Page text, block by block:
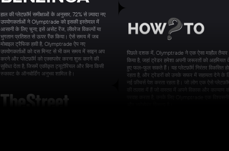
हाल की प्लेटफ़ॉर्म समीक्षाओं के अनुसार, 72% से ज़्यादा नए
उपयोगकर्ताओं ने Olymptrade को इसकी इस्तेमाल में
आसानी के लिए चुना; इसे असेट रेंज, लीवरेज विकल्पों या
भुगतान प्रतिशत से ऊपर रैंक किया। ऐसे समय में जब
मोबाइल ट्रैफिक हावी है, Olymptrade ऐप नए
उपयोगकर्ताओं को दस मिनट से भी कम समय में साइन अप
करने और प्लेटफ़ॉर्म को एक्सप्लोर करना शुरू करने की
सुविधा देता है, जिसमें एकीकृत ट्यूटोरियल और बिना किसी
रुकावट के ऑनबोर्डिंग अनुभव शामिल है।
पिछले दशक में, Olymptrade ने एक ऐसा माहौल तैयार
किया है, जहां ट्रेडर हमेशा अपनी जरूरतों को अहमियत
हुए फल-फूल सकते हैं। यह प्लेटफ़ॉर्म निरंतर विकसित
रहता है, और ट्रेडरों को उनके सफर में सहायता देने के
नई फ़ीचर्स पेश करता रहता है। जो लोग एक ऐसे
की तलाश में हैं जो वास्तव में अपने विकास और कल्याण